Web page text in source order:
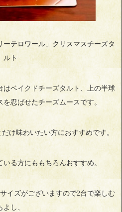
テロワール」クリスマスチーズタ
ルト
はベイクドチーズタルト、上の半球
忍ばせたチーズムースです。
け味わいたい方におすすめです。
る方にももちろんおすすめ。
イズがございますので2台で楽しむ
よし、